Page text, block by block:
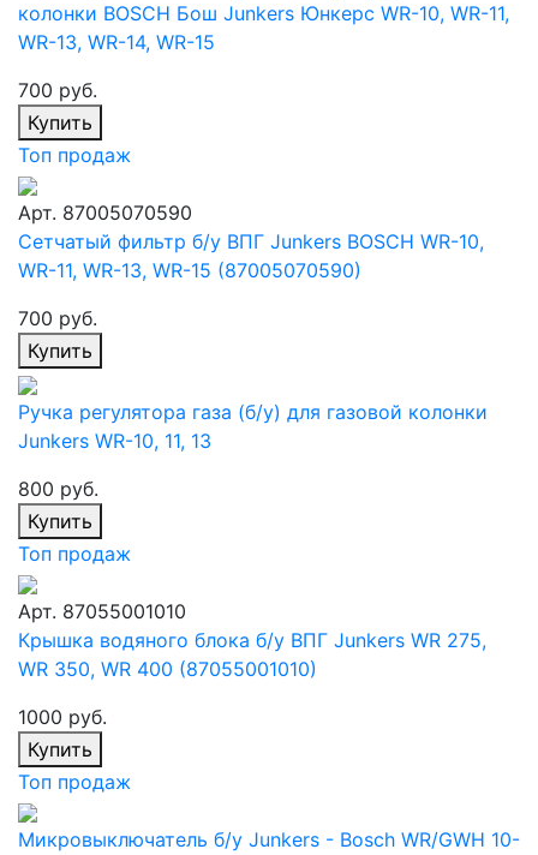
колонки BOSCH Бош Junkers Юнкерс WR-10, WR-11,
WR-13, WR-14, WR-15
700 руб.
Купить
Топ продаж
Арт. 87005070590
Сетчатый фильтр б/у ВПГ Junkers BOSСH WR-10,
WR-11, WR-13, WR-15 (87005070590)
700 руб.
Купить
Ручка регулятора газа (б/у) для газовой колонки
Junkers WR-10, 11, 13
800 руб.
Купить
Топ продаж
Арт. 87055001010
Крышка водяного блока б/у ВПГ Junkers WR 275,
WR 350, WR 400 (87055001010)
1000 руб.
Купить
Топ продаж
Микровыключатель б/у Junkers - Bosch WR/GWH 10-